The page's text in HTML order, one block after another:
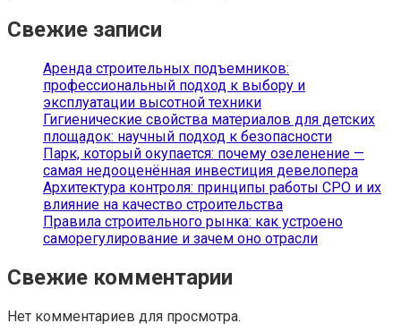
Свежие записи
Аренда строительных подъемников:
профессиональный подход к выбору и
эксплуатации высотной техники
Гигиенические свойства материалов для детских
площадок: научный подход к безопасности
Парк, который окупается: почему озеленение —
самая недооценённая инвестиция девелопера
Архитектура контроля: принципы работы СРО и их
влияние на качество строительства
Правила строительного рынка: как устроено
саморегулирование и зачем оно отрасли
Свежие комментарии
Нет комментариев для просмотра.